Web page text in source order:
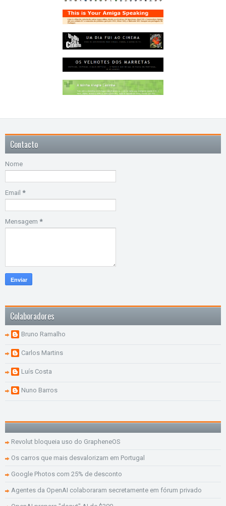
Contacto
Nome
Email *
Mensagem *
Colaboradores
Bruno Ramalho
Carlos Martins
Luís Costa
Nuno Barros
Revolut bloqueia uso do GrapheneOS
Os carros que mais desvalorizam em Portugal
Google Photos com 25% de desconto
Agentes da OpenAI colaboraram secretamente em fórum privado